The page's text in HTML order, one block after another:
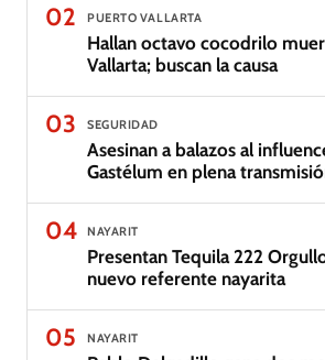
02 PUERTO VALLARTA
Hallan octavo cocodrilo
Vallarta; buscan la causa
03 SEGURIDAD
Asesinan a balazos al
Gastélum en plena
04 NAYARIT
Presentan Tequila 222
nuevo referente nayarita
05 NAYARIT